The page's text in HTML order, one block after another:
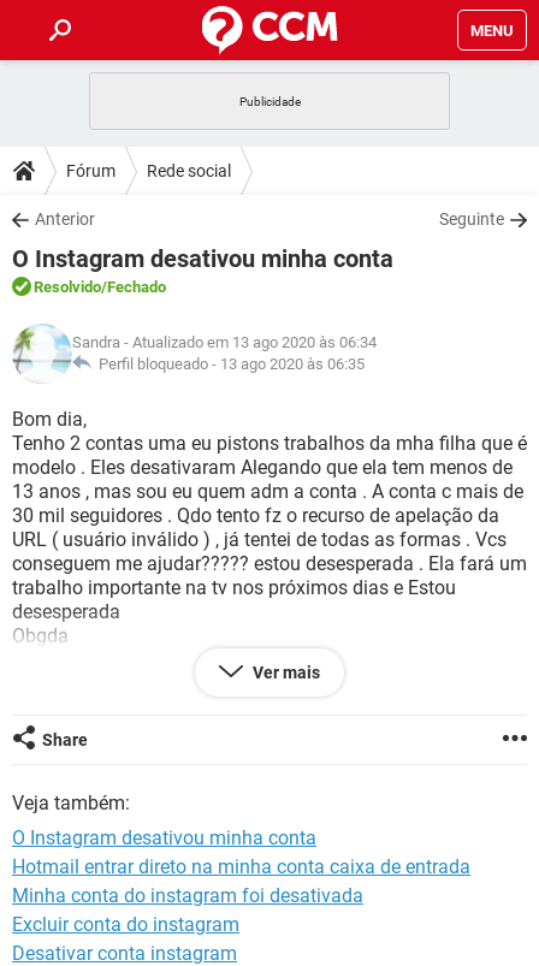
MENU
CELULAR
OUTLOOK
INSTAGRAM GMAIL
GUIA DE COMPRAS
DICAS
JOGOS
OUTLOOK
INSTAGRAM
GUIA DE COMPRAS
DOWNLOADS
JOGOS WHATSAPP
CELULAR
OUTLOOK EXCEL
INSTAGRAM
GUIA DE COMPRAS
FÓRUM
JOGOS
CELULAR FACEBOOK
INSTAGRAM GMAIL
GUIA DE COMPRAS
GLOSSÁRIO
JOGOS
CELULAR
OUTLOOK EXCEL
INSTAGRAM
GUIA DE COMPRAS
Fórum Rede social
Anterior Seguinte
O Instagram desativou minha conta
Resolvido/Fechado
Sandra - Atualizado em 13 ago 2020 às 06:34
Perfil bloqueado - 13 ago 2020 às 06:35
Bom dia,
Tenho 2 contas uma eu pistons trabalhos da mha filha que é
modelo . Eles desativaram Alegando que ela tem menos de
13 anos , mas sou eu quem adm a conta . A conta c mais de
30 mil seguidores . Qdo tento fz o recurso de apelação da
URL ( usuário inválido ) , já tentei de todas as formas . Vcs
conseguem me ajudar????? estou desesperada . Ela fará um
trabalho importante na tv nos próximos dias e Estou
desesperada
Obgda
Ver mais
Share
Veja também:
O Instagram desativou minha conta
Hotmail entrar direto na minha conta caixa de entrada
Minha conta do instagram foi desativada
Excluir conta do instagram
Desativar conta instagram